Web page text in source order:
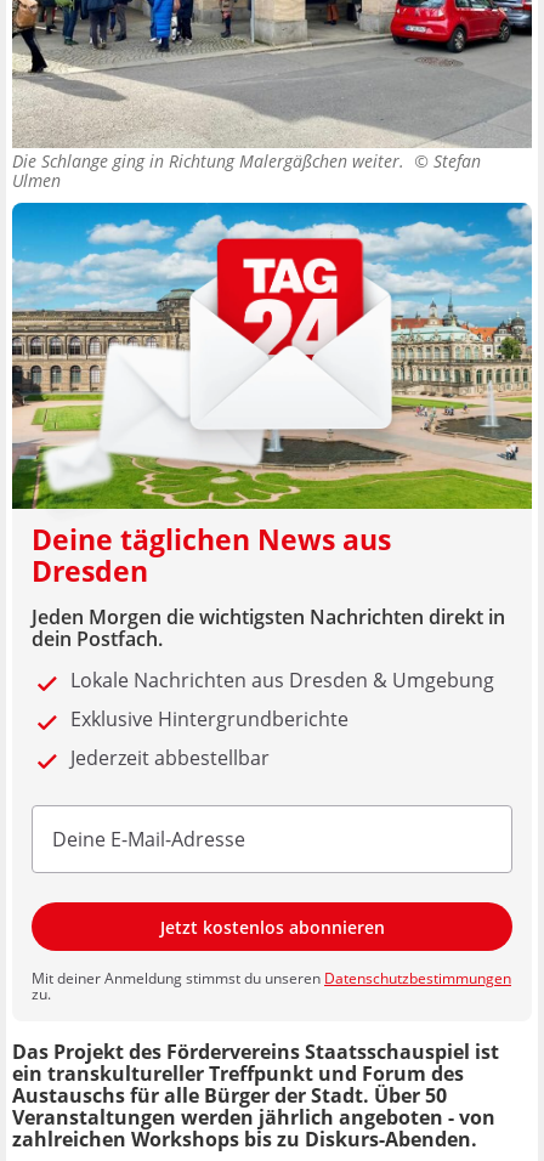
Die Schlange ging in Richtung Malergäßchen weiter. © Stefan
Ulmen
Deine täglichen News aus
Dresden
Jeden Morgen die wichtigsten Nachrichten direkt in
dein Postfach.
Lokale Nachrichten aus Dresden & Umgebung
Exklusive Hintergrundberichte
Jederzeit abbestellbar
Jetzt kostenlos abonnieren
Mit deiner Anmeldung stimmst du unseren Datenschutzbestimmungen
zu.
Das Projekt des Fördervereins Staatsschauspiel ist
ein transkultureller Treffpunkt und Forum des
Austauschs für alle Bürger der Stadt. Über 50
Veranstaltungen werden jährlich angeboten - von
zahlreichen Workshops bis zu Diskurs-Abenden.